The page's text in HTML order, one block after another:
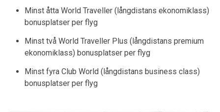
Minst åtta World Traveller (långdistans ekonomiklass)
bonusplatser per flyg
Minst två World Traveller Plus (långdistans premium
ekonomiklass) bonusplatser per flyg
Minst fyra Club World (långdistans business class)
bonusplatser per flyg